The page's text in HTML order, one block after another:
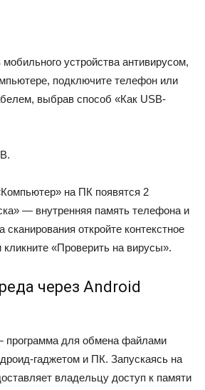
устройства антивирусом,
подключите телефон или
выбрав способ «Как USB-
на ПК появятся 2
— внутренняя память телефона и
сканирования откройте контекстное
«Проверить на вирусы».
через Android
программа для обмена файлами
гаджетом и ПК. Запускаясь на
владельцу доступ к памяти